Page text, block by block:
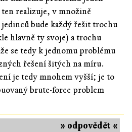
realizuje, v množině
bude každý řešit trochu
hlavně ty svoje) a trochu
se tedy k jednomu problému
řešení šitých na míru.
je tedy mnohem vyšší; je to
brute-force problem
» odpovědět «